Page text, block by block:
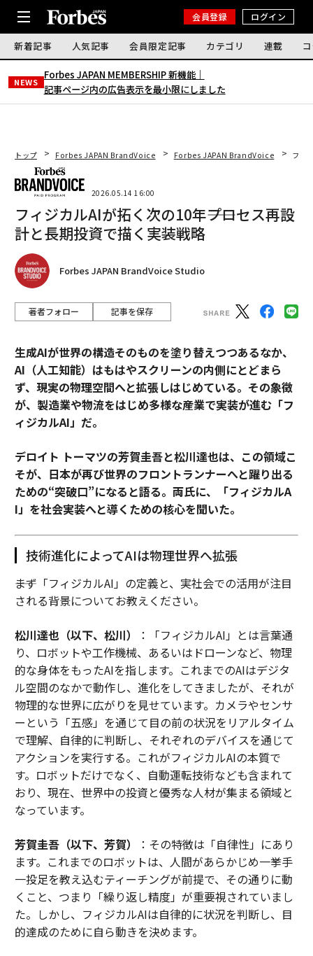
会員登録 ログイン
新着記事 人気記事 会員限定記事 カテゴリ 連載
NEWS
Forbes JAPAN MEMBERSHIP 新機能｜
記事ページ内の広告表示を最小限にしました
トップ Forbes JAPAN BrandVoice Forbes JAPAN BrandVoice フィ
2026.05.14 16:00
フィジカルAIが拓く次の10年――プロセス再設
計と長期投資で描く実装戦略
Forbes JAPAN BrandVoice Studio
著者フォロー 記事を保存
生成AIが世界の構造そのものを塗り替えつつあるなか、
AI（人工知能）はもはやスクリーンの内側にとどまら
ず、現実の物理空間へと拡張しはじめている。その象徴
が、製造業や物流をはじめ多様な産業で実装が進む「フ
ィジカルAI」だ。
デロイト トーマツの芳賀圭吾と松川達也は、この領域こ
そが、日本が再び世界のフロントランナーへと躍り出る
ための“突破口”になると語る。両氏に、「フィジカルA
I」を社会実装へと導くための核心を聞いた。
技術進化によってAIは物理世界へ拡張
――まず「フィジカルAI」の定義と、実社会での活用が注目
される背景についてお教えください。
松川達也（以下、松川）
：「フィジカルAI」とは言葉通
り、ロボットや工作機械、あるいはドローンなど、物理
的な身体をもったAIを指します。これまでのAIはデジタ
ル空間のなかで動作し、進化をしてきましたが、それが
物理的な世界に広がりを見せています。カメラやセンサ
ーという「五感」を通じて目の前の状況をリアルタイム
で理解、自律的に判断し、それぞれのデバイスを通じて
アクションを実行する。これがフィジカルAIの本質で
す。ロボットだけでなく、自動運転技術なども含まれて
おり、現在、世界中の投資と優秀な人材が集まる領域と
なっています。
芳賀圭吾（以下、芳賀）
：その特徴は「自律性」にあり
ます。これまでのロボットは、人間があらかじめ一挙手
一投足を教え込むティーチングが前提で、その通りに動
くこと、つまり「繰り返し精度」が重要視されていまし
た。しかし、フィジカルAIは自律的に状況を判断し、目
的達成のために自ら動きを決めます。